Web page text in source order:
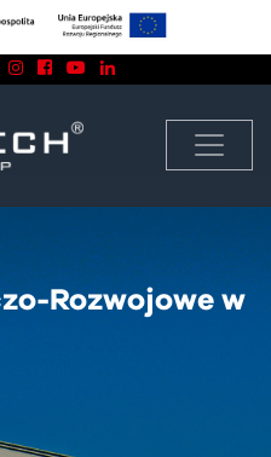
858 74
Rozwojowe w